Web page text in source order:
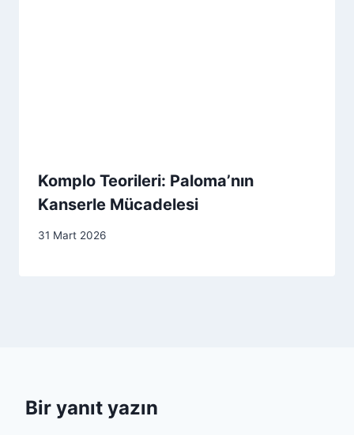
Komplo Teorileri: Paloma’nın
Kanserle Mücadelesi
31 Mart 2026
Bir yanıt yazın